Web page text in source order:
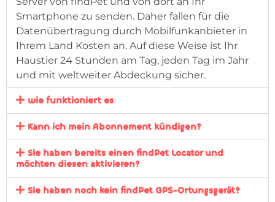
Smartphone zu senden. Daher fallen für die
Datenübertragung durch Mobilfunkanbieter in
Ihrem Land Kosten an. Auf diese Weise ist Ihr
Haustier 24 Stunden am Tag, jeden Tag im Jahr
und mit weltweiter Abdeckung sicher.
wie funktioniert es
Kann ich mein Abonnement kündigen?
Sie haben bereits einen findPet Locator und
möchten diesen aktivieren?
Sie haben noch kein findPet GPS-Ortungsgerät?